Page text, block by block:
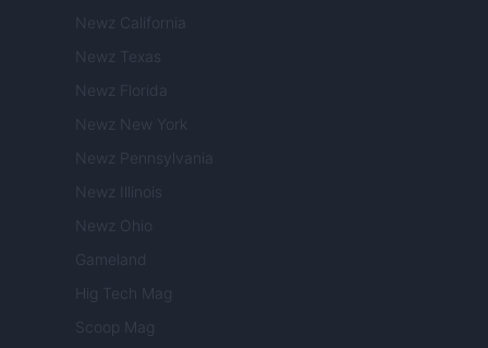
Newz California
Newz Texas
Newz Florida
Newz New York
Newz Pennsylvania
Newz Illinois
Newz Ohio
Gameland
Hig Tech Mag
Scoop Mag